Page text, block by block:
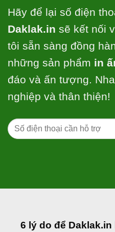
Hãy để lại số điện
Daklak.in sẽ kết nối
tôi sẵn sàng đồng
những sản phẩm in
đáo và ấn tượng.
nghiệp và thân thiện!
6 lý do để